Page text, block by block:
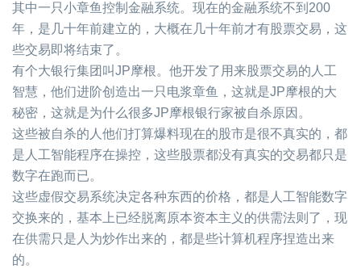
其中一只小章鱼控制金融系统。现在的金融系统不到 200
年，是几十年前建立的，大概在几十年前才有股票交易，这
些交易即将结束了。
有个大银行集团叫JP摩根。他开发了用来股票交易的人工
智慧，他们进阶创造出一只电浆章鱼，这就是JP摩根的大
秘密，这就是为什么很多JP摩根银行家被自杀原因。
这些被自杀的人他们打算爆料现在的股市是很不真实的，都
是人工智能程序在操控，这些股票都没有真实的交易都只是
数字在跑而已。
这些虚假交易系统决定各种东西的价格，都是人工智能数字
交换来的，基本上已经脱离原本资本主义的供需法则了，现
在供需只是人为炒作出来的，都是些计算机程序捏造出来
的。